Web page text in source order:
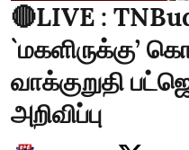
🔴LIVE :
`மகளிருக்கு’
வாக்குறுதி
அறிவிப்பு